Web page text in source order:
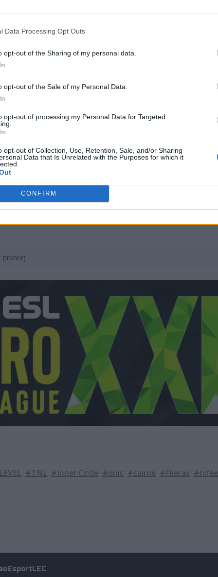
Data Processing Opt Outs
opt-out of the Sharing of my personal data.
opt-out of the Sale of my Personal Data.
opt-out of processing my Personal Data for Targeted
opt-out of Collection, Use, Retention, Sale, and/or Sharing
Data that Is Unrelated with the Purposes for which it
CONFIRM
zaprezentują się na sztokholmskim lanie, który
przejęło TNL, wliczając w to składy zarówno CS2, jak i
to naszym głównym celem jest wejście na poziom,
Dlatego też zaangażowaliśmy się w inwestowanie w
Transakcja ta to z kolei jeden z głównych kroków do
organizacji. Sam nowy skład IC złożony jest z młodych,
były członek Vega Squadron i HellRaisers.
się następująco:
(trener)
#TNL #Inner Circle #onic #cairne #Flierax #nifee
EsportLEC